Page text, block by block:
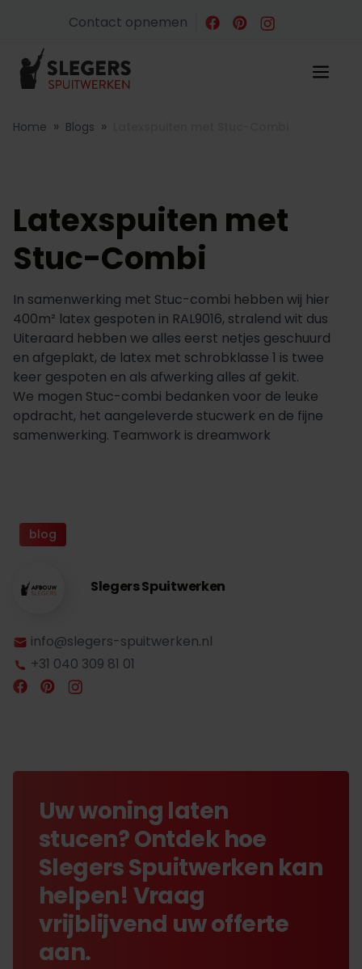
Contact opnemen
Home » Blogs »
Latexspuiten met
Stuc-Combi
In samenwerking met Stuc-combi hebben wij hier
400m² latex gespoten in RAL9016, stralend wit dus
Uiteraard hebben we alles eerst netjes geschuurd
en afgeplakt, de latex met schrobklasse 1 is twee
keer gespoten en als afwerking alles af gekit.
We mogen Stuc-combi bedanken voor de leuke
opdracht, het aangeleverde stucwerk en de fijne
samenwerking. Teamwork is dreamwork
blog
Slegers Spuitwerken
info@slegers-spuitwerken.nl
+31 040 309 81 01
Uw woning laten
stucen? Ontdek hoe
Slegers Spuitwerken kan
helpen! Vraag
vrijblijvend uw offerte
aan.